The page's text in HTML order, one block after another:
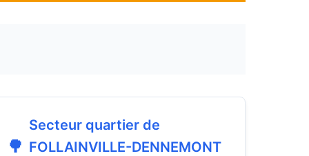
🌳
Secteur quartier de
FOLLAINVILLE-DENNEMONT